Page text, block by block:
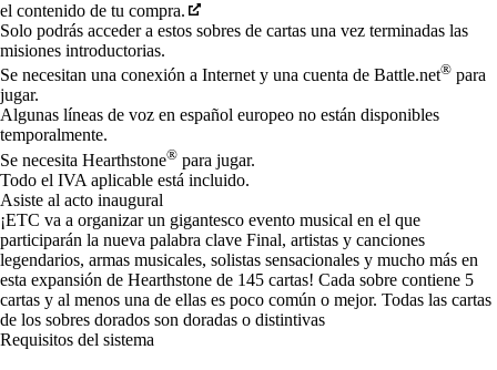
el contenido de tu compra.
Solo podrás acceder a estos sobres de cartas una vez terminadas las
misiones introductorias.
Se necesitan una conexión a Internet y una cuenta de Battle.net® para
jugar.
Algunas líneas de voz en español europeo no están disponibles
temporalmente.
Se necesita Hearthstone® para jugar.
Todo el IVA aplicable está incluido.
Asiste al acto inaugural
¡ETC va a organizar un gigantesco evento musical en el que
participarán la nueva palabra clave Final, artistas y canciones
legendarios, armas musicales, solistas sensacionales y mucho más en
esta expansión de Hearthstone de 145 cartas! Cada sobre contiene 5
cartas y al menos una de ellas es poco común o mejor. Todas las cartas
de los sobres dorados son doradas o distintivas
Requisitos del sistema